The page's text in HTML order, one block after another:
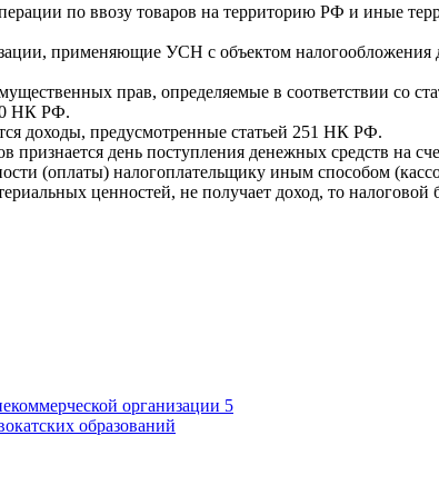
по ввозу товаров на территорию РФ и иные
применяющие УСН с объектом
прав, определяемые в соответствии со
НК РФ.
доходы, предусмотренные статьей 251 НК РФ.
день поступления денежных средств на
(оплаты) налогоплательщику иным способом
ценностей, не получает доход, то
организации 5
образований